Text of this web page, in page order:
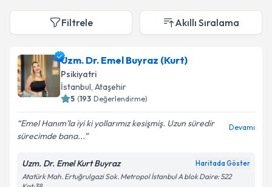
Filtrele Akıllı Sıralama
Uzm. Dr. Emel Buyraz (Kurt)
Psikiyatri
İstanbul, Ataşehir
5 (193 Değerlendirme)
Emel Hanım’la iyi ki yollarımız kesişmiş. Uzun süredir
sürecimde bana...
Devamı
Uzm. Dr. Emel Kurt Buyraz Haritada Göster
Atatürk Mah. Ertuğrulgazi Sok. Metropol İstanbul A blok Daire: 522